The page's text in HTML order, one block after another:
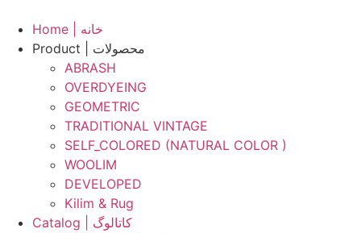
content
Home | خانه
Product | محصولات
ABRASH
OVERDYEING
GEOMETRIC
TRADITIONAL VINTAGE
SELF_COLORED (NATURAL COLOR )
WOOLIM
DEVELOPED
Kilim & Rug
Catalog | کاتالوگ